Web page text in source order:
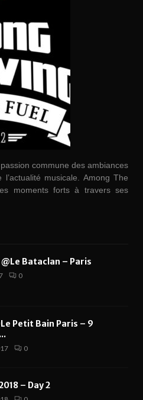
commune des ambiances
musicale. Among The
moments forts à travers ses
@Le Bataclan – Paris
0
Petit Bain Paris – 9
0
– Day 2